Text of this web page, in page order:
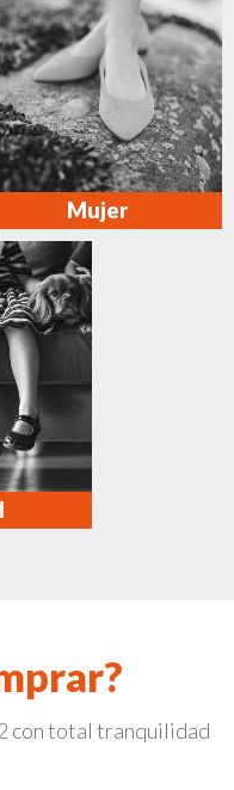
Mujer
con total tranquilidad